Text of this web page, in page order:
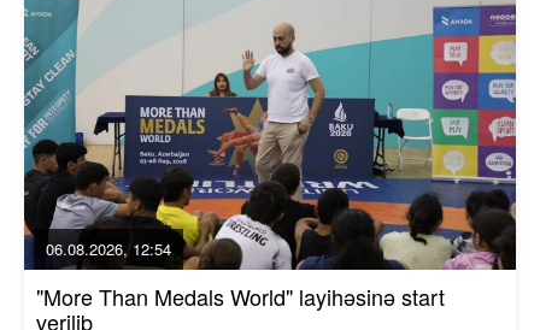
06.08.2026, 12:54
"More Than Medals World" layihəsinə start
verilib